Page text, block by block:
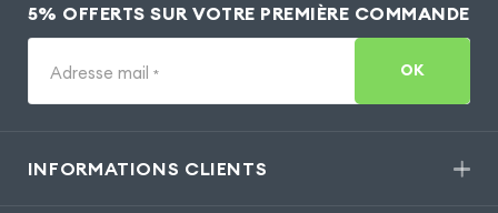
5% OFFERTS SUR VOTRE PREMIÈRE COMMANDE
Adresse mail * OK
INFORMATIONS CLIENTS